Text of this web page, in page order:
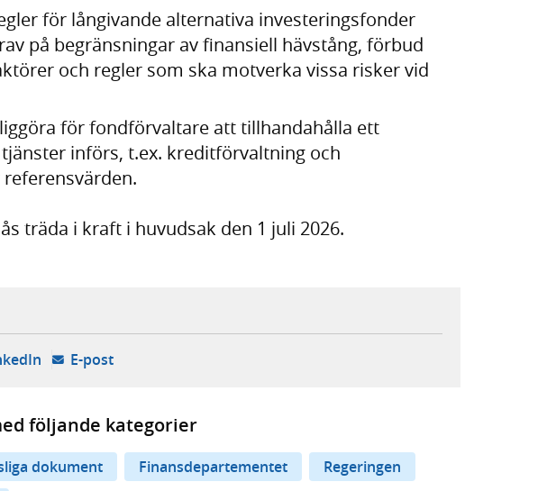
för långivande alternativa investeringsfonder
på begränsningar av finansiell hävstång, förbud
och regler som ska motverka vissa risker vid
för fondförvaltare att tillhandahålla ett
införs, t.ex. kreditförvaltning och
träda i kraft i huvudsak den 1 juli 2026.
flik, extern webbplats,
i ny flik, extern webbplats,
- öppnas i ny flik, extern webbplats,
E-post- öppnar din e-postklient,
följande kategorier
dokument Finansdepartementet
Regeringen